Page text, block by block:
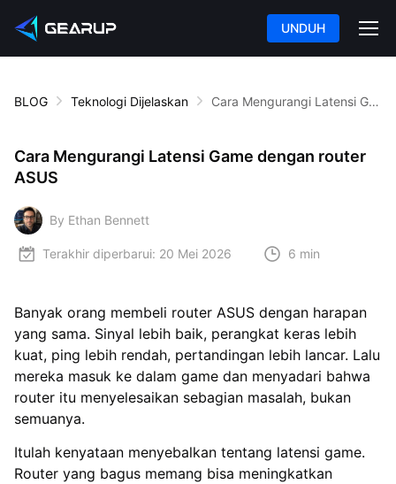
UNDUH
BLOG Teknologi Dijelaskan Cara Mengurangi Latensi Game dengan router ASUS
Cara Mengurangi Latensi Game dengan router
ASUS
By Ethan Bennett
Terakhir diperbarui: 20 Mei 2026 6 min
Banyak orang membeli router ASUS dengan harapan
yang sama. Sinyal lebih baik, perangkat keras lebih
kuat, ping lebih rendah, pertandingan lebih lancar. Lalu
mereka masuk ke dalam game dan menyadari bahwa
router itu menyelesaikan sebagian masalah, bukan
semuanya.
Itulah kenyataan menyebalkan tentang latensi game.
Router yang bagus memang bisa meningkatkan